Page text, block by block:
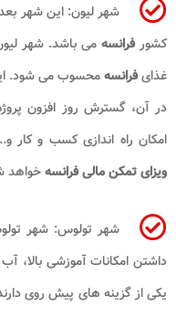
شهر لیون: این شهر
کشورفرانسه
غذایفرانسهمحسوب می شود.
در آن، گسترش روز افزون
امکان راه اندازی کسب و کار
ویزایتمکن مالیفرانسهخواهد
شهر تولوس: شهر
داشتن امکانات آموزشی بالا،
یکی از گزینه های پیش روی